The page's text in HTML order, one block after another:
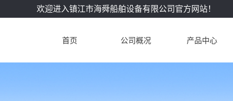
欢迎进入镇江市海舜船舶设备有限公司官方网站！
首页 公司概况 产品中心